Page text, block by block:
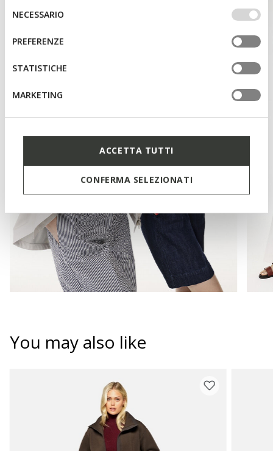
IMPOSTAZIONI potrai anche scegliere quali cookies ed
altri strumenti di tracciamento autorizzare. Per maggiori
informazioni o per modificare in qualsiasi momento le
tue impostazioni, visita la nostra
del
consenso
NECESSARIO
PREFERENZE
STATISTICHE
MARKETING
ACCETTA TUTTI
CONFERMA SELEZIONATI
You may also like